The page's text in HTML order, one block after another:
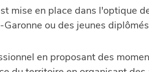
mise en place dans l'optique
ou des jeunes
en proposant des